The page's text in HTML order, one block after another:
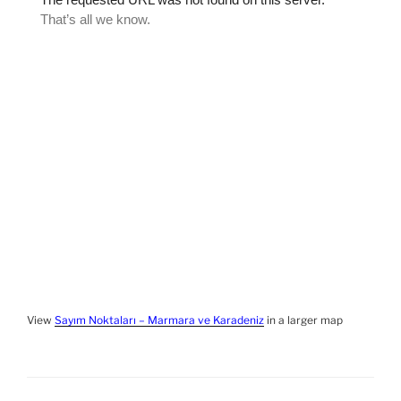
View Sayım Noktaları – Marmara ve Karadeniz in a larger map